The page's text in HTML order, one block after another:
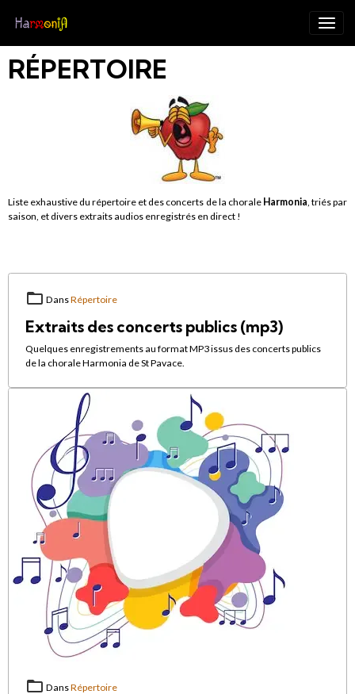
RÉPERTOIRE
Liste exhaustive du répertoire et des concerts de la chorale Harmonia, triés par
saison, et divers extraits audios enregistrés en direct !
DansRépertoire
Extraits des concerts publics (mp3)
Quelques enregistrements au format MP3 issus des concerts publics
de la chorale Harmonia de St Pavace.
DansRépertoire